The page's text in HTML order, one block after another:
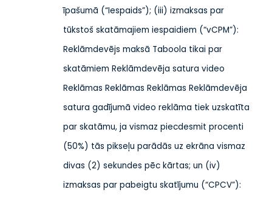
īpašumā (“Iespaids”); (iii) izmaksas par
tūkstoš skatāmajiem iespaidiem (“vCPM”):
Reklāmdevējs maksā Taboola tikai par
skatāmiem Reklāmdevēja satura video
Reklāmas Reklāmas Reklāmas Reklāmdevēja
satura gadījumā video reklāma tiek uzskatīta
par skatāmu, ja vismaz piecdesmit procenti
(50%) tās pikseļu parādās uz ekrāna vismaz
divas (2) sekundes pēc kārtas; un (iv)
izmaksas par pabeigtu skatījumu (“CPCV”):